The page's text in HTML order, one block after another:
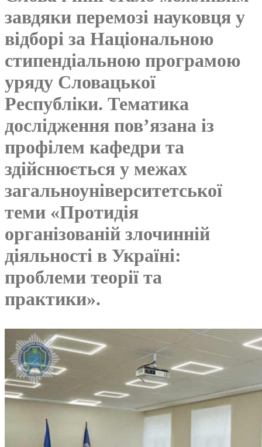
завдяки перемозі науковця у
відборі за Національною
стипендіальною програмою
уряду Словацької
Республіки. Тематика
дослідження пов’язана із
профілем кафедри та
здійснюється у межах
загальноуніверситетської
теми «Протидія
організованій злочинній
діяльності в Україні:
проблеми теорії та
практики».